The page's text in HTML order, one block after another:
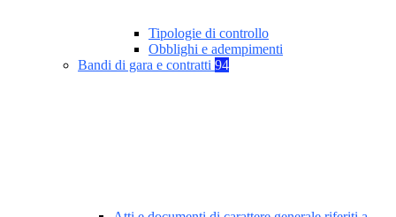
Tipologie di controllo
Obblighi e adempimenti
Bandi di gara e contratti 94